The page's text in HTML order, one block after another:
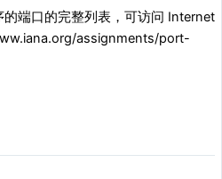
端口的完整列表，可访问 Internet
assignments/port-